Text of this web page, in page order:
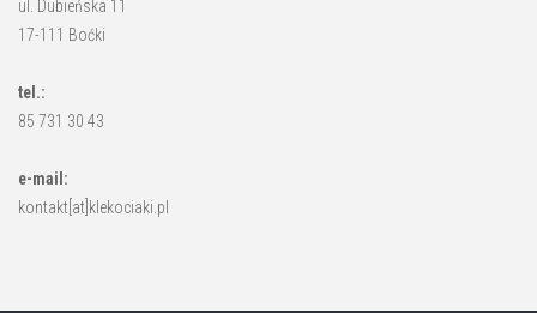
ul. Dubieńska 11
17-111 Boćki
tel.:
85 731 30 43
e-mail:
kontakt[at]klekociaki.pl